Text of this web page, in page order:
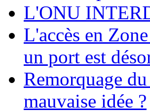
L'ONU
L'accès en
un port est
Remorquage
mauvaise idée ?